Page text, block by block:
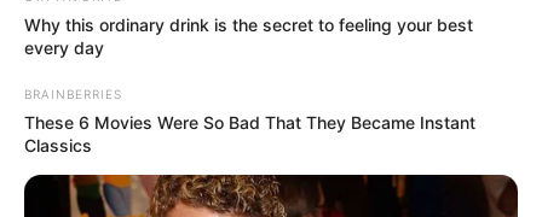
Центр закликає всіх небайдужих терміново здати кров.
Пункти збору крові працюють за наступними адресами
та графіками:
08:00 до 15:00, щосуботи з 08:00 до 13:00;
ТРЦ «Нікольський», -1 поверх: у вівторок, четвер та
суботу з 09:00 до 14:00.